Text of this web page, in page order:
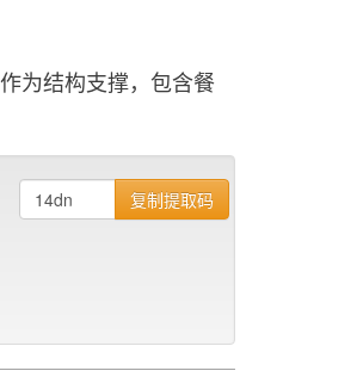
为结构支撑，包含餐
复制提取码